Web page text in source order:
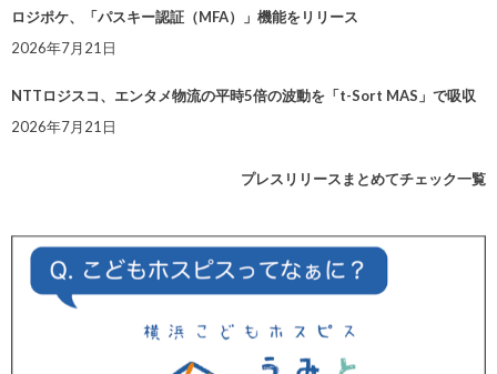
ロジポケ、「パスキー認証（MFA）」機能をリリース
2026年7月21日
NTTロジスコ、エンタメ物流の平時5倍の波動を「t-Sort MAS」で吸収
2026年7月21日
プレスリリースまとめてチェック一覧